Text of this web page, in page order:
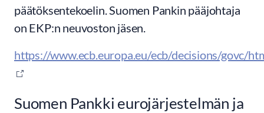
päätöksentekoelin. Suomen Pankin pääjohtaja
on EKP:n neuvoston jäsen.
https://www.ecb.europa.eu/ecb/decisions/govc/
Suomen Pankki eurojärjestelmän ja